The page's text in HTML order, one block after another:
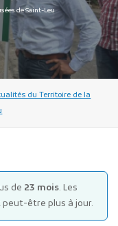
COLLECTE
de Saint-Leu
du Territoire de la
de 23 mois. Les
être plus à jour.